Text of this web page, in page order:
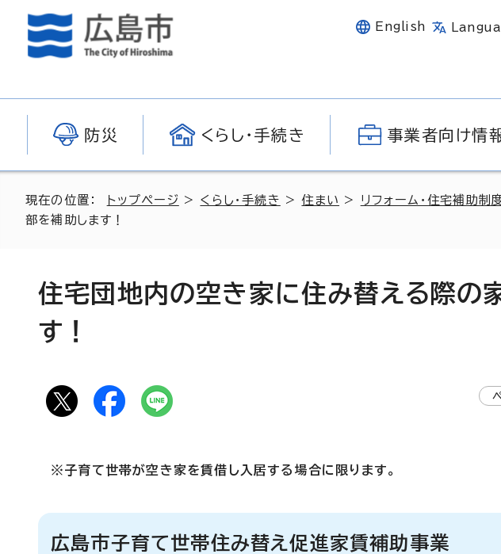
English
防災 くらし・手続き 事業者向け情
現在の位置： トップページ > くらし・手続き >住まい > リフォーム・住宅補助制
部を補助します！
住宅団地内の空き家に住み替える際の
す！
※子育て世帯が空き家を賃借し入居する場合に限ります。
広島市子育て世帯住み替え促進家賃補助事業